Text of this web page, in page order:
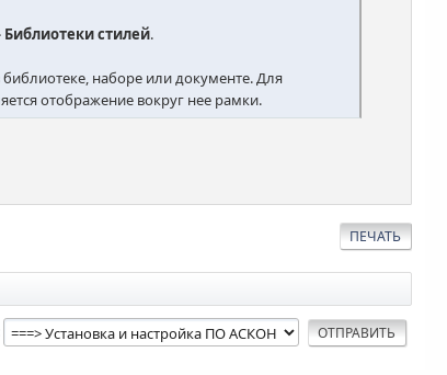
стилей.
наборе или документе. Для
отображение вокруг нее рамки.
ПЕЧАТЬ